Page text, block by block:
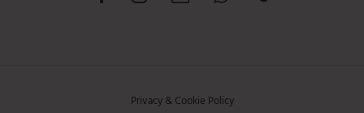
Privacy & Cookie Policy